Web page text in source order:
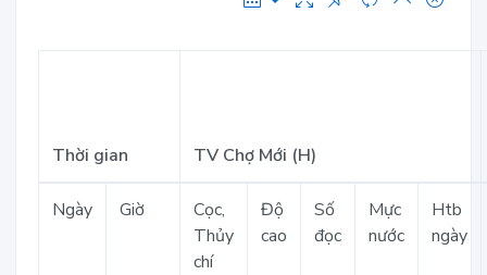
Thời gian TV Chợ Mới (H)
Ngày Giờ
Cọc,
Thủy
chí
Độ
cao
Số
đọc
Mực
nước
Htb
ngày